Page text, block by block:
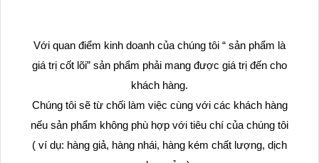
Với quan điểm kinh doanh của chúng tôi “ sản phẩm là
giá trị cốt lõi” sản phẩm phải mang được giá trị đến cho
khách hàng.
Chúng tôi sẽ từ chối làm việc cùng với các khách hàng
nếu sản phẩm không phù hợp với tiêu chí của chúng tôi
( ví dụ: hàng giả, hàng nhái, hàng kém chất lượng, dịch